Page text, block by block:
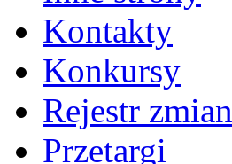
Kontakty
Konkursy
Rejestr zmian
Przetargi